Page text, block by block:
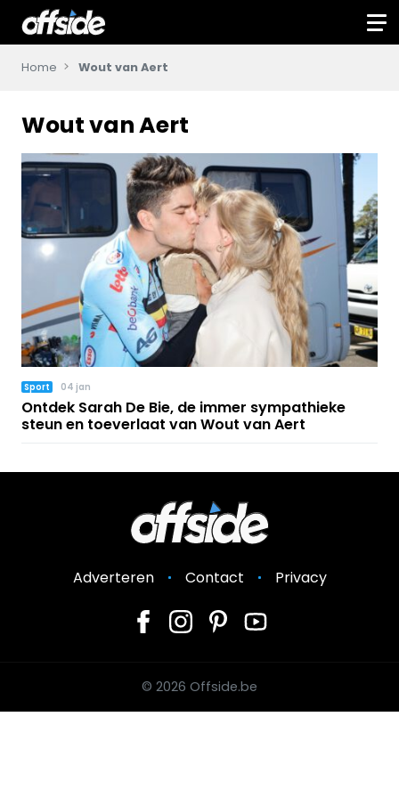
Home Wout van Aert
Wout van Aert
Sport 04 jan
Ontdek Sarah De Bie, de immer sympathieke
steun en toeverlaat van Wout van Aert
Adverteren Contact Privacy
© 2026 Offside.be